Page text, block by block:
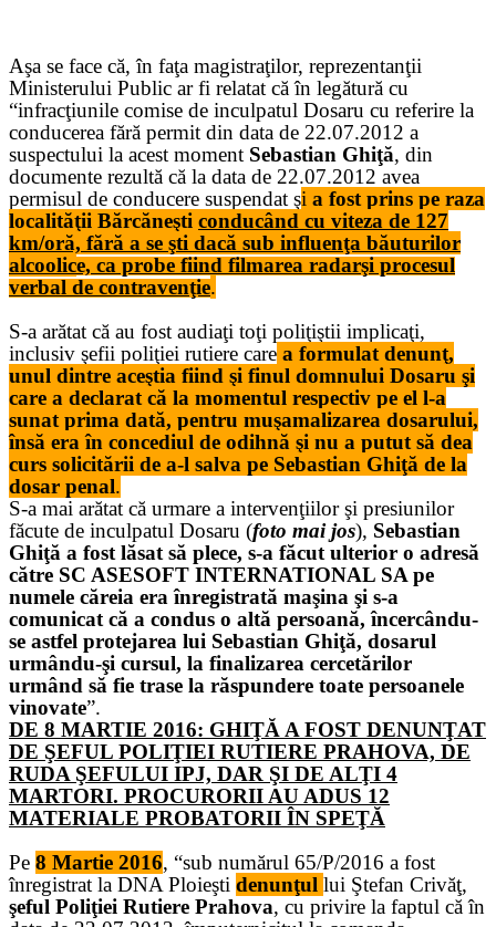
Aşa se face că, în faţa magistraţilor, reprezentanţii
Ministerului Public ar fi relatat că în legătură cu
“infracţiunile comise de inculpatul Dosaru cu referire la
conducerea fără permit din data de 22.07.2012 a
suspectului la acest moment Sebastian Ghiţă, din
documente rezultă că la data de 22.07.2012 avea
permisul de conducere suspendat şi a fost prins pe raza
localităţii Bărcăneşti conducând cu viteza de 127
km/oră, fără a se şti dacă sub influenţa băuturilor
alcoolice, ca probe fiind filmarea radarşi procesul
verbal de contravenţie.
S-a arătat că au fost audiaţi toţi poliţiştii implicaţi,
inclusiv şefii poliţiei rutiere care a formulat denunţ,
unul dintre aceştia fiind şi finul domnului Dosaru şi
care a declarat că la momentul respectiv pe el l-a
sunat prima dată, pentru muşamalizarea dosarului,
însă era în concediul de odihnă şi nu a putut să dea
curs solicitării de a-l salva pe Sebastian Ghiţă de la
dosar penal.
S-a mai arătat că urmare a intervenţiilor şi presiunilor
făcute de inculpatul Dosaru (foto mai jos), Sebastian
Ghiţă a fost lăsat să plece, s-a făcut ulterior o adresă
către SC ASESOFT INTERNATIONAL SA pe
numele căreia era înregistrată maşina şi s-a
comunicat că a condus o altă persoană, încercându-
se astfel protejarea lui Sebastian Ghiţă, dosarul
urmându-şi cursul, la finalizarea cercetărilor
urmând să fie trase la răspundere toate persoanele
vinovate”.
DE 8 MARTIE 2016: GHIŢĂ A FOST DENUNŢAT
DE ŞEFUL POLIŢIEI RUTIERE PRAHOVA, DE
RUDA ŞEFULUI IPJ, DAR ŞI DE ALŢI 4
MARTORI. PROCURORII AU ADUS 12
MATERIALE PROBATORII ÎN SPEŢĂ
Pe 8 Martie 2016, “sub numărul 65/P/2016 a fost
înregistrat la DNA Ploieşti denunţul lui Ştefan Crivăţ,
şeful Poliţiei Rutiere Prahova, cu privire la faptul că în